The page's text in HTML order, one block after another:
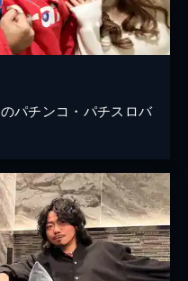
パチンコ・パチスロバ